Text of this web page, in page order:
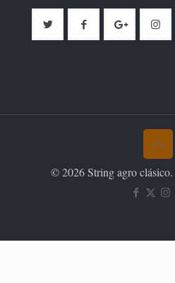
© 2026 String agro clásico.